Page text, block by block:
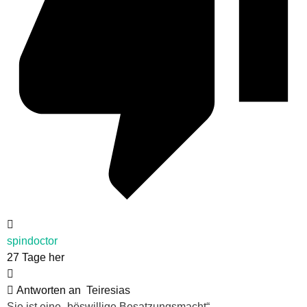
spindoctor
27 Tage her
Antworten an Teiresias